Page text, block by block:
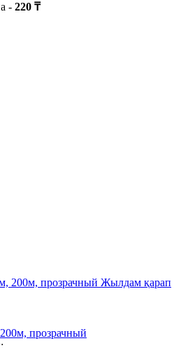
- 220 ₸
Жылдам қарап
прозрачный